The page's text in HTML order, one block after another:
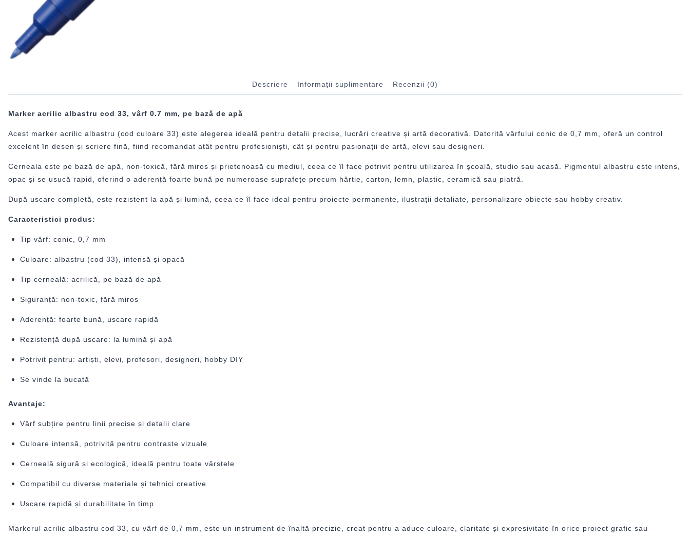
Descriere Informații suplimentare Recenzii (0)
Marker acrilic albastru cod 33, vârf 0.7 mm, pe bază de apă
Acest marker acrilic albastru (cod culoare 33) este alegerea ideală pentru detalii precise, lucrări creative și artă decorativă. Datorită vârfului conic de 0,7 mm, oferă un control
excelent în desen și scriere fină, fiind recomandat atât pentru profesioniști, cât și pentru pasionații de artă, elevi sau designeri.
Cerneala este pe bază de apă, non-toxică, fără miros și prietenoasă cu mediul, ceea ce îl face potrivit pentru utilizarea în școală, studio sau acasă. Pigmentul albastru este intens,
opac și se usucă rapid, oferind o aderență foarte bună pe numeroase suprafețe precum hârtie, carton, lemn, plastic, ceramică sau piatră.
După uscare completă, este rezistent la apă și lumină, ceea ce îl face ideal pentru proiecte permanente, ilustrații detaliate, personalizare obiecte sau hobby creativ.
Caracteristici produs:
Tip vârf: conic, 0,7 mm
Culoare: albastru (cod 33), intensă și opacă
Tip cerneală: acrilică, pe bază de apă
Siguranță: non-toxic, fără miros
Aderență: foarte bună, uscare rapidă
Rezistență după uscare: la lumină și apă
Potrivit pentru: artiști, elevi, profesori, designeri, hobby DIY
Se vinde la bucată
Avantaje:
Vârf subțire pentru linii precise și detalii clare
Culoare intensă, potrivită pentru contraste vizuale
Cerneală sigură și ecologică, ideală pentru toate vârstele
Compatibil cu diverse materiale și tehnici creative
Uscare rapidă și durabilitate în timp
Markerul acrilic albastru cod 33, cu vârf de 0,7 mm, este un instrument de înaltă precizie, creat pentru a aduce culoare, claritate și expresivitate în orice proiect grafic sau